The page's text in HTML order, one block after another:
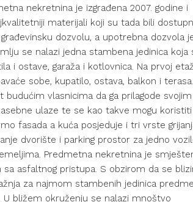
nekretnina je izgrađena 2007. godine i
materijali koji su tada bili
dozvolu, a upotrebna dozvola
se nalazi jedna stambena jedinica koja
i ostave, garaža i kotlovnica. Na prvoj
sobe, kupatilo, ostava, balkon i terasa.
vlasnicima da ga prilagode svojim
ulaze te se kao takve mogu koristiti
fasada a kuća posjeduje i tri vrste
dvorište i parking prostor za jedno
Predmetna nekretnina je
asfaltnog pristupa. S obzirom da se
za najmom stambenih jedinica
bližem okruženju se nalazi mnoštvo